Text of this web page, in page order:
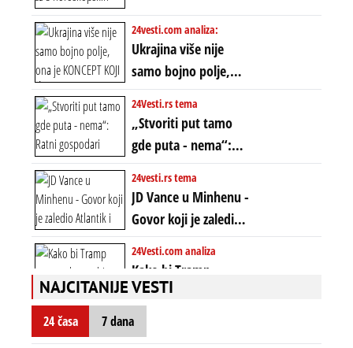
neistinom: forma te
ere završila se na
istom mestu, ali
prošle godine
znakova: Stiže lavina
novca i bogatstva
24vesti.com analiza:
Ukrajina više nije
samo bojno polje,
ona je KONCEPT KOJI
ĆE RASPASTI CEO
ZAPADNI SVET
24Vesti.rs tema
„Stvoriti put tamo
gde puta - nema“:
Ratni gospodari
plaču za starim
poretkom... Bez
ikakve realpolitike u
njima, oni su sada
nebitni kao Zelenski
24vesti.rs tema
JD Vance u Minhenu -
Govor koji je zaledio
Atlantik i duboko
šokirao Evropu (ceo
transkript)
24Vesti.com analiza
Kako bi Tramp
mogao da ugrabi
TREĆI MANDAT -
uprkos 22.
NAJCITANIJE VESTI
24 časa 7 dana